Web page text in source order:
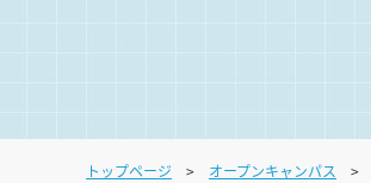
トップページ オープンキャンパス